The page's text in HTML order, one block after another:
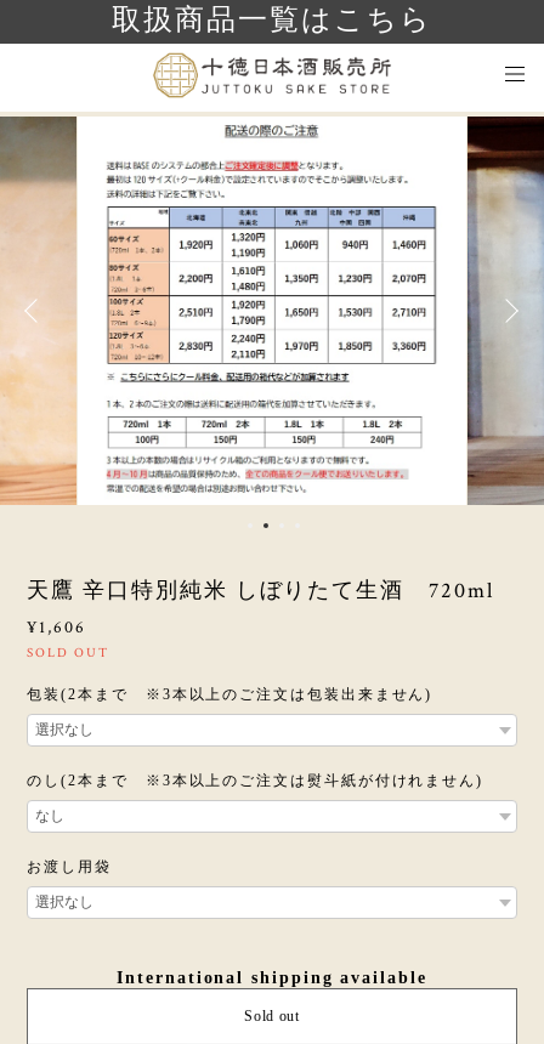
取扱商品一覧はこちら
天鷹 辛口特別純米 しぼりたて生酒 720ml
¥1,606
SOLD OUT
包装(2本まで ※3本以上のご注文は包装出来ません)
のし(2本まで ※3本以上のご注文は熨斗紙が付けれません)
お渡し用袋
International shipping available
Sold out